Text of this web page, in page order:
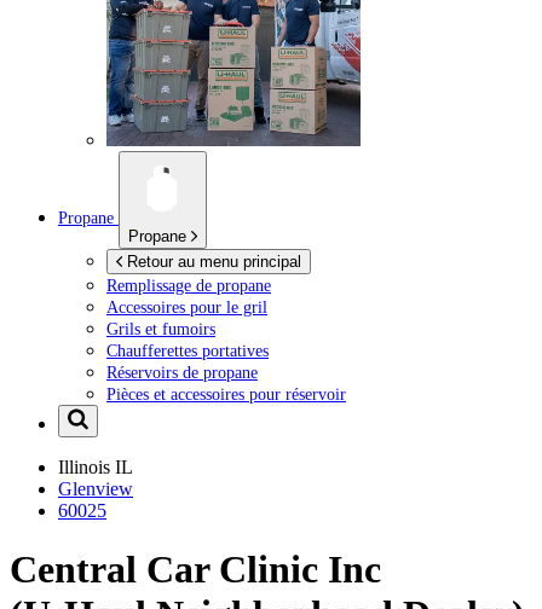
Propane
Propane
Retour au menu principal
Remplissage de propane
Accessoires pour le gril
Grils et fumoirs
Chaufferettes portatives
Réservoirs de propane
Pièces et accessoires pour réservoir
Illinois IL
Glenview
60025
Central Car Clinic Inc